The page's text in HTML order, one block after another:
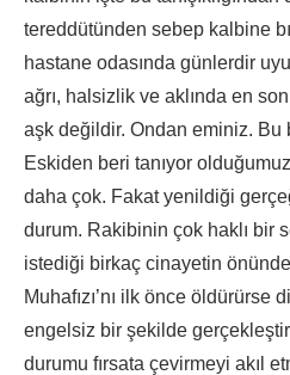
tereddütünden sebep kalbine
hastane odasında günlerdir
ağrı, halsizlik ve aklında en
aşk değildir. Ondan eminiz. Bu
Eskiden beri tanıyor
daha çok. Fakat yenildiği
durum. Rakibinin çok haklı bir
istediği birkaç cinayetin
Muhafızı’nı ilk önce
engelsiz bir şekilde
durumu fırsata çevirmeyi akıl